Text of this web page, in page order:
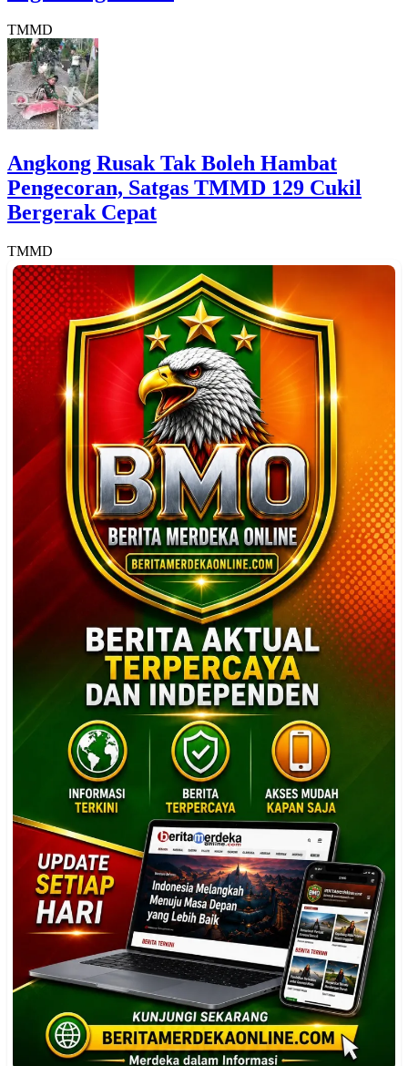
TMMD
Angkong Rusak Tak Boleh Hambat
Pengecoran, Satgas TMMD 129 Cukil
Bergerak Cepat
TMMD